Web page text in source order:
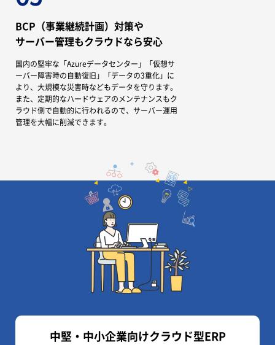
BCP（事業継続計画）対策や
サーバー管理もクラウドなら安心
国内の堅牢な「Azureデータセンター」「仮想サ
ーバー障害時の自動復旧」「データの3重化」に
より、大規模な災害時などもデータを守ります。
また、定期的なハードウェアのメンテナンスもク
ラウド側で自動的に行われるので、サーバー運用
管理を大幅に削減できます。
中堅・中小企業向けクラウド型ERP